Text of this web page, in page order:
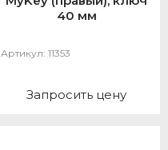
40 мм
Артикул: 11353
Запросить цену